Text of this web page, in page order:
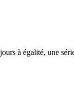
à égalité, une